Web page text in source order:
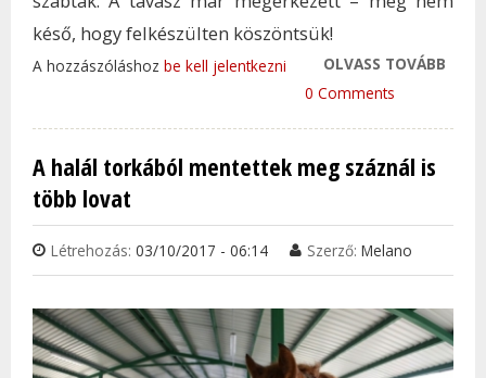
késő, hogy felkészülten köszöntsük!
OLVASS TOVÁBB
A hozzászóláshoz be kell jelentkezni
0 Comments
A halál torkából mentettek meg száznál is
több lovat
Létrehozás: 03/10/2017 - 06:14 Szerző: Melano